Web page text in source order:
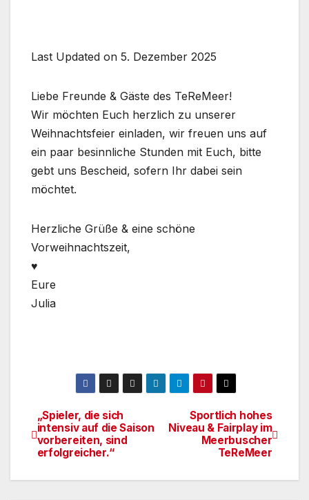
Last Updated on 5. Dezember 2025
Liebe Freunde & Gäste des TeReMeer!
Wir möchten Euch herzlich zu unserer
Weihnachtsfeier einladen, wir freuen uns auf
ein paar besinnliche Stunden mit Euch, bitte
gebt uns Bescheid, sofern Ihr dabei sein
möchtet.
Herzliche Grüße & eine schöne
Vorweihnachtszeit,
♥️
Eure
Julia
BeitragsnavigationSportlich hohes
Niveau & Fairplay im
Meerbuscher
TeReMeer
„Spieler, die sich
intensiv auf die Saison
vorbereiten, sind
erfolgreicher.“